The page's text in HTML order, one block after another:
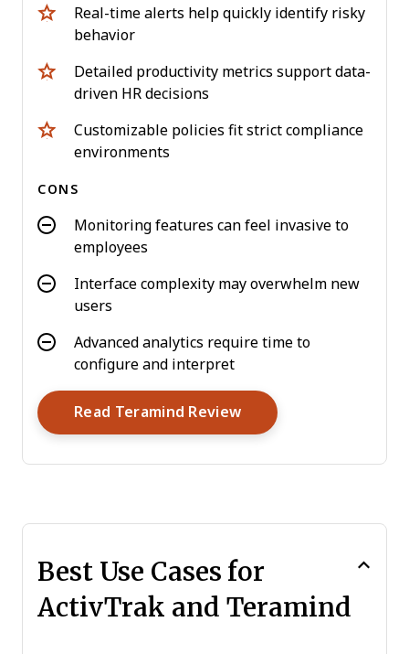
Real-time alerts help quickly identify risky
behavior
Detailed productivity metrics support data-
driven HR decisions
Customizable policies fit strict compliance
environments
CONS
Monitoring features can feel invasive to
employees
Interface complexity may overwhelm new
users
Advanced analytics require time to
configure and interpret
Read Teramind ReviewOpens New Window
Best Use Cases for
ActivTrak and Teramind